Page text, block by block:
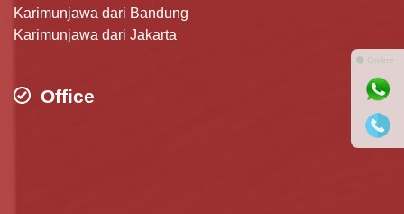
Karimunjawa dari Bandung
Karimunjawa dari Jakarta
Office
⚫ Online